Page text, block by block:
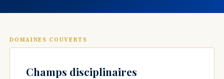
DOMAINES COUVERTS
Champs disciplinaires